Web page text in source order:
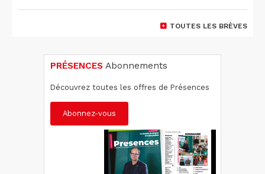
TOUTES LES BRÈVES
PRÉSENCES Abonnements
Découvrez toutes les offres de Présences
Abonnez-vous